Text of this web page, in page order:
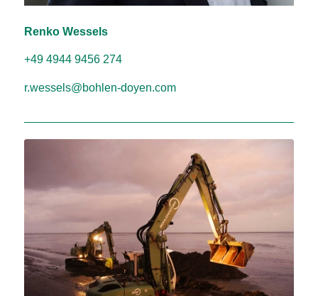
Renko Wessels
+49 4944 9456 274
r.wessels@bohlen-doyen.com